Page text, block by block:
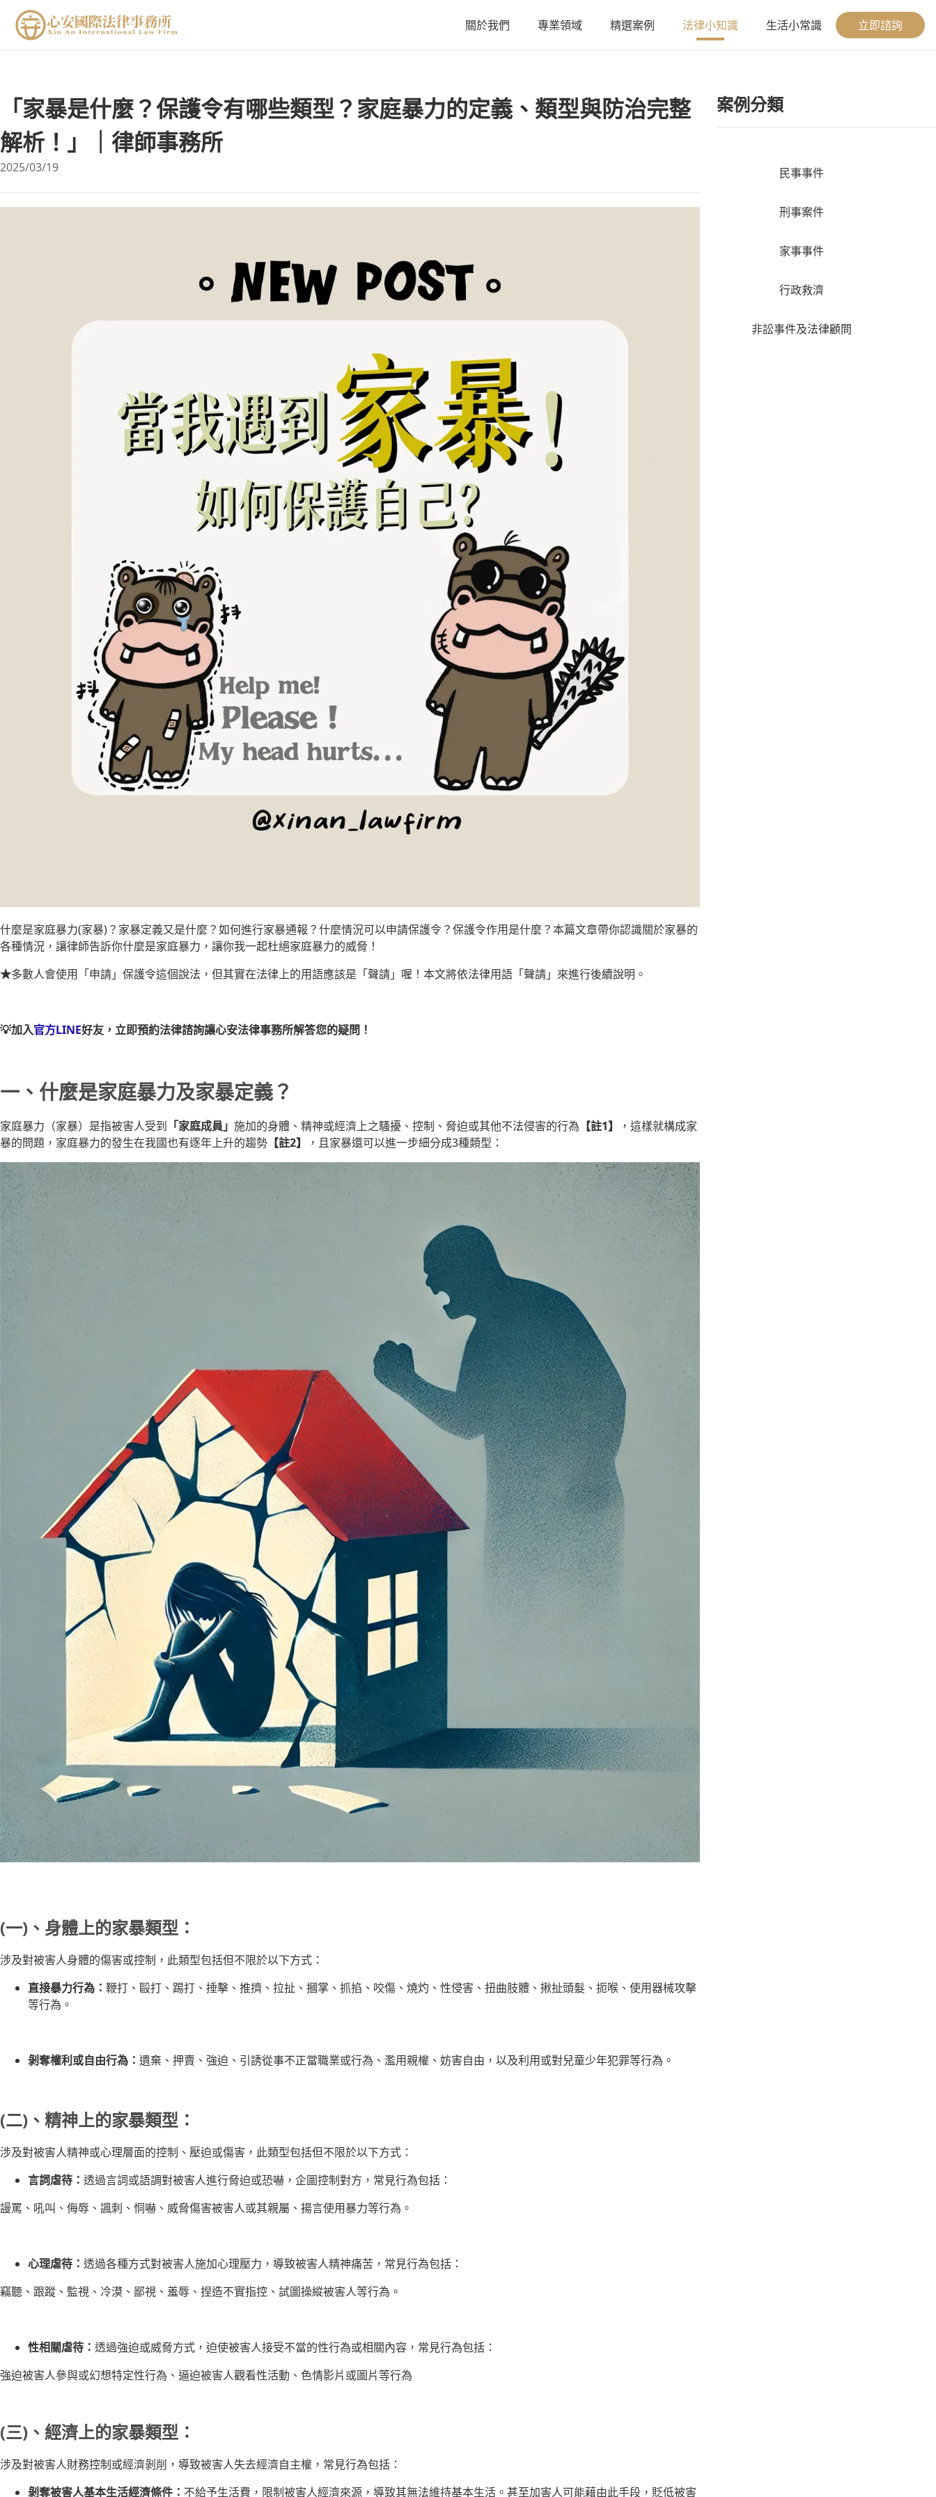
關於我們
陳星年 主持律師
專業領域 精選案例 法律小知識 生活小常識 立即諮詢
「家暴是什麼？保護令有哪些類型？家庭暴力的定義、類型與防治完整
解析！」｜律師事務所
2025/03/19
什麼是家庭暴力(家暴)？家暴定義又是什麼？如何進行家暴通報？什麼情況可以申請保護令？保護令作用是什麼？本篇文章帶你認識關於家暴的
各種情況，讓律師告訴你什麼是家庭暴力，讓你我一起杜絕家庭暴力的威脅！
★多數人會使用「申請」保護令這個說法，但其實在法律上的用語應該是「聲請」喔！本文將依法律用語「聲請」來進行後續說明。
💡加入官方LINE好友，立即預約法律諮詢讓心安法律事務所解答您的疑問！
一、什麼是家庭暴力及家暴定義？
家庭暴力（家暴）是指被害人受到 「家庭成員」 施加的身體、精神或經濟上之騷擾、控制、脅迫或其他不法侵害的行為 【註1】
，這樣就構成家
暴的問題，家庭暴力的發生在我國也有逐年上升的趨勢 【註2】 ，且家暴還可以進一步細分成3種類型：
(一)、身體上的家暴類型：
涉及對被害人身體的傷害或控制，此類型包括但不限於以下方式：
直接暴力行為： 鞭打、毆打、踢打、捶擊、推擠、拉扯、摑掌、抓掐、咬傷、燒灼、性侵害、扭曲肢體、揪扯頭髮、扼喉、使用器械攻擊
等行為。
剝奪權利或自由行為： 遺棄、押賣、強迫、引誘從事不正當職業或行為、濫用親權、妨害自由，以及利用或對兒童少年犯罪等行為。
(二)、精神上的家暴類型：
涉及對被害人精神或心理層面的控制、壓迫或傷害，此類型包括但不限於以下方式：
言詞虐待： 透過言詞或語調對被害人進行脅迫或恐嚇，企圖控制對方，常見行為包括：
謾罵、吼叫、侮辱、諷刺、恫嚇、威脅傷害被害人或其親屬、揚言使用暴力等行為。
心理虐待： 透過各種方式對被害人施加心理壓力，導致被害人精神痛苦，常見行為包括：
竊聽、跟蹤、監視、冷漠、鄙視、羞辱、捏造不實指控、試圖操縱被害人等行為。
性相關虐待： 透過強迫或威脅方式，迫使被害人接受不當的性行為或相關內容，常見行為包括：
強迫被害人參與或幻想特定性行為、逼迫被害人觀看性活動、色情影片或圖片等行為
(三)、經濟上的家暴類型：
涉及對被害人財務控制或經濟剝削，導致被害人失去經濟自主權，常見行為包括：
剝奪被害人基本生活經濟條件： 不給予生活費，限制被害人經濟來源，導致其無法維持基本生活。甚至加害人可能藉由此手段，貶低被害
案例分類
民事事件
刑事案件
家事事件
行政救濟
非訟事件及法律顧問